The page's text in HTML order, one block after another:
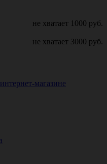
не хватает 1000 руб.
не хватает 3000 руб.
магазине